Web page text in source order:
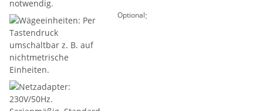
Optional: